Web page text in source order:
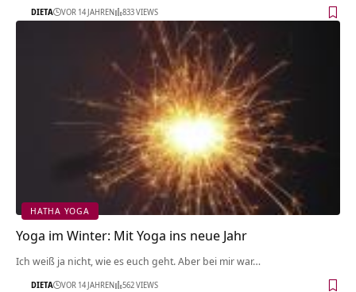
DIETA VOR 14 JAHREN 833 VIEWS
HATHA YOGA
Yoga im Winter: Mit Yoga ins neue Jahr
Ich weiß ja nicht, wie es euch geht. Aber bei mir war…
DIETA VOR 14 JAHREN 562 VIEWS